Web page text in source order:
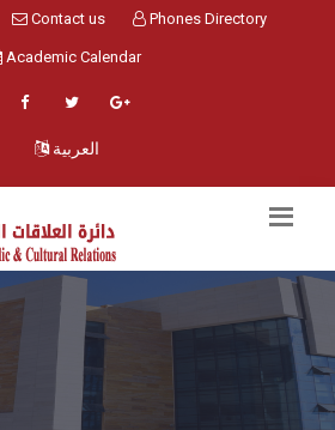
Contact us Phones Directory
Academic Calendar
العربية